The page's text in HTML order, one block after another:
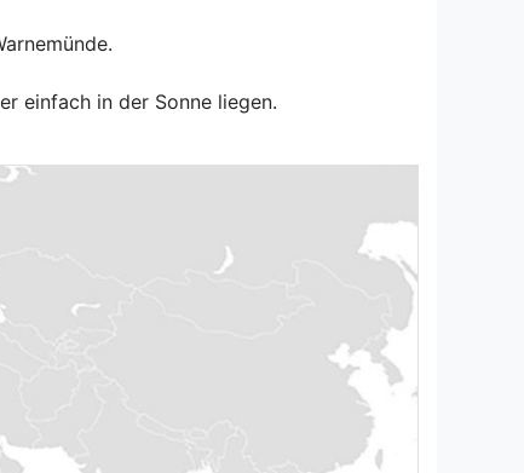
einfach in der Sonne liegen.